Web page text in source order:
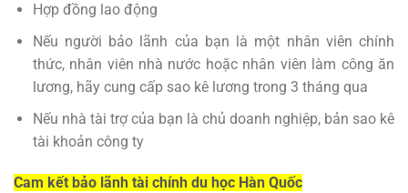
Hợp đồng lao động
Nếu người bảo lãnh của bạn là một nhân viên chính
thức, nhân viên nhà nước hoặc nhân viên làm công ăn
lương, hãy cung cấp sao kê lương trong 3 tháng qua
Nếu nhà tài trợ của bạn là chủ doanh nghiệp, bản sao kê
tài khoản công ty
Cam kết bảo lãnh tài chính du học Hàn Quốc